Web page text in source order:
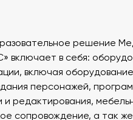
решение
включает в себя:
включая
персонажей,
и редактирования,
сопровождение, а так же